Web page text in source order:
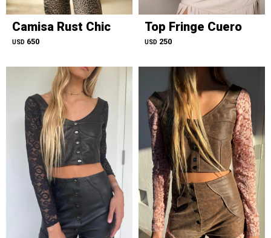
Camisa Rust Chic
USD 650
Top Fringe Cuero
USD 250